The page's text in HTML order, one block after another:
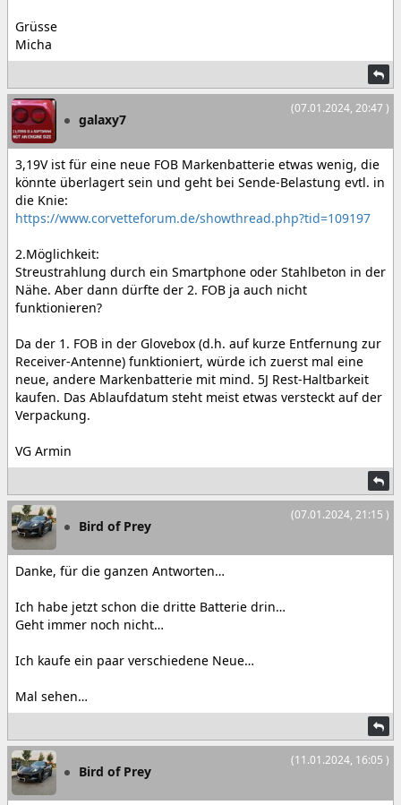
Grüsse
Micha
(07.01.2024, 20:47 )
galaxy7
3,19V ist für eine neue FOB Markenbatterie etwas wenig, die
könnte überlagert sein und geht bei Sende-Belastung evtl. in
die Knie:
https://www.corvetteforum.de/showthread.php?tid=109197
2.Möglichkeit:
Streustrahlung durch ein Smartphone oder Stahlbeton in der
Nähe. Aber dann dürfte der 2. FOB ja auch nicht
funktionieren?
Da der 1. FOB in der Glovebox (d.h. auf kurze Entfernung zur
Receiver-Antenne) funktioniert, würde ich zuerst mal eine
neue, andere Markenbatterie mit mind. 5J Rest-Haltbarkeit
kaufen. Das Ablaufdatum steht meist etwas versteckt auf der
Verpackung.
VG Armin
(07.01.2024, 21:15 )
Bird of Prey
Danke, für die ganzen Antworten…
Ich habe jetzt schon die dritte Batterie drin…
Geht immer noch nicht…
Ich kaufe ein paar verschiedene Neue…
Mal sehen…
(11.01.2024, 16:05 )
Bird of Prey